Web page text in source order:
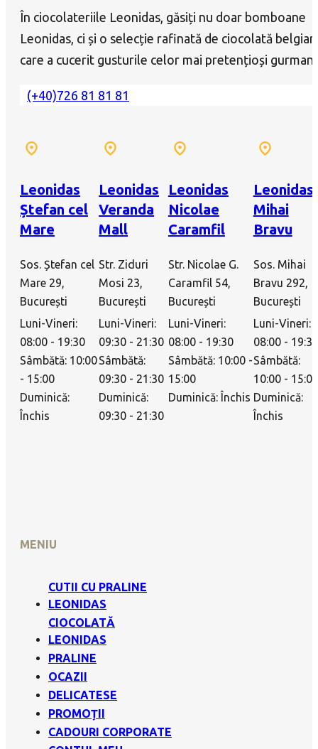
În ciocolateriile Leonidas, găsiți nu doar bomboane
Leonidas, ci și o selecție rafinată de ciocolată
care a cucerit gusturile celor mai pretențioși
(+40)726 81 81 81
Leonidas
Ștefan cel
Mare
Sos. Ștefan cel
Mare 29,
București
Luni-Vineri:
08:00 - 19:30
Sâmbătă: 10:00
- 15:00
Duminică:
Închis
Leonidas
Veranda
Mall
Str. Ziduri
Mosi 23,
București
Luni-Vineri:
09:30 - 21:30
Sâmbătă:
09:30 - 21:30
Duminică:
09:30 - 21:30
Leonidas
Nicolae
Caramfil
Str. Nicolae G.
Caramfil 54,
București
Luni-Vineri:
08:00 - 19:30
Sâmbătă: 10:00 -
15:00
Duminică: Închis
Leonidas
Mihai
Bravu
Sos. Mihai
Bravu 292,
București
Luni-Vineri:
08:00 - 19:30
Sâmbătă:
10:00 - 15:00
Duminică:
Închis
MENIU
CUTII CU PRALINE
LEONIDAS
CIOCOLATĂ
LEONIDAS
PRALINE
OCAZII
DELICATESE
PROMOȚII
CADOURI CORPORATE